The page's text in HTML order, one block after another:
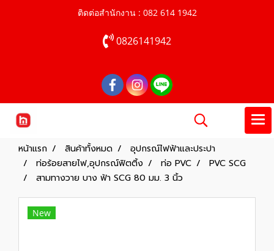
ติดต่อสำนักงาน : 082 614 1942
0826141942
หน้าแรก สินค้าทั้งหมด
อุปกรณ์ไฟฟ้าและประปา
ท่อร้อยสายไฟ,อุปกรณ์ฟิตติ้ง
ท่อ PVC
PVC SCG
สามทางวาย บาง ฟ้า SCG 80 มม. 3 นิ้ว
New